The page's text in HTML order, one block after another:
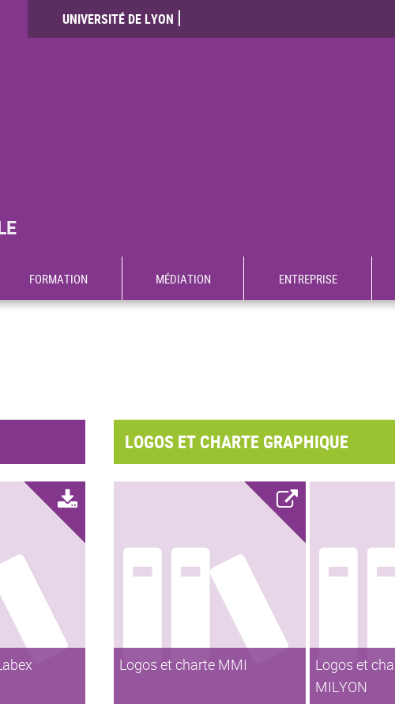
UNIVERSITÉ DE LYON
FORMATION MÉDIATION ENTREPRISE
LOGOS ET CHARTE GRAPHIQUE
Logos et charte MMI
Logos et
MILYON